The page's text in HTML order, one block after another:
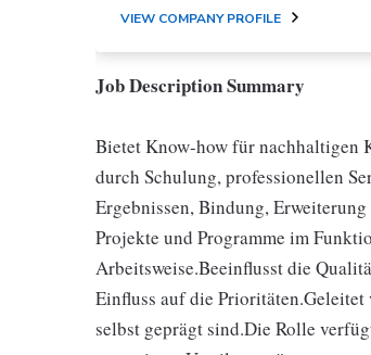
VIEW COMPANY PROFILE
Job Description Summary
Bietet Know-how für nachhaltigen
durch Schulung, professionellen
Ergebnissen, Bindung,
Projekte und Programme im
Arbeitsweise.Beeinflusst die
Einfluss auf die
selbst geprägt sind.Die Rolle